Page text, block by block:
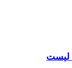
لیست